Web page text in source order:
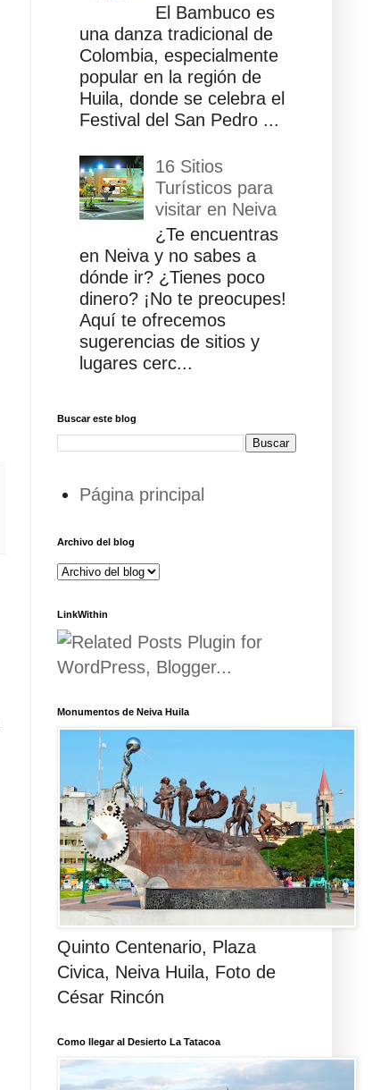
El Bambuco es
una danza tradicional de
Colombia, especialmente
popular en la región de
Huila, donde se celebra el
Festival del San Pedro ...
16 Sitios
Turísticos para
visitar en Neiva
¿Te encuentras
en Neiva y no sabes a
dónde ir? ¿Tienes poco
dinero? ¡No te preocupes!
Aquí te ofrecemos
sugerencias de sitios y
lugares cerc...
Buscar este blog
Página principal
Archivo del blog
LinkWithin
Monumentos de Neiva Huila
Quinto Centenario, Plaza
Civica, Neiva Huila, Foto de
César Rincón
Como llegar al Desierto La Tatacoa